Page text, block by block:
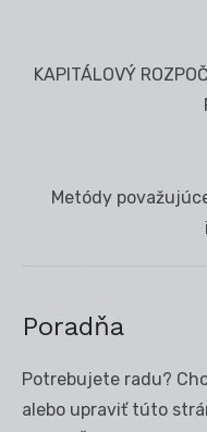
Navigácia
Previous
KAPITÁLOVÝ
Next
Metódy
Poradňa
Potrebujete radu?
alebo upraviť túto